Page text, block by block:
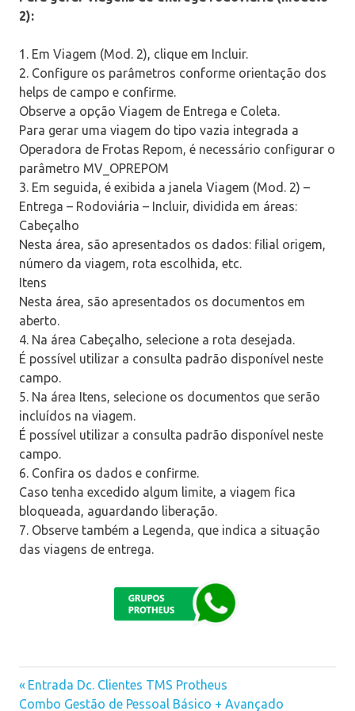
2):
1. Em Viagem (Mod. 2), clique em Incluir.
2. Configure os parâmetros conforme orientação dos
helps de campo e confirme.
Observe a opção Viagem de Entrega e Coleta.
Para gerar uma viagem do tipo vazia integrada a
Operadora de Frotas Repom, é necessário configurar o
parâmetro MV_OPREPOM
3. Em seguida, é exibida a janela Viagem (Mod. 2) –
Entrega – Rodoviária – Incluir, dividida em áreas:
Cabeçalho
Nesta área, são apresentados os dados: filial origem,
número da viagem, rota escolhida, etc.
Itens
Nesta área, são apresentados os documentos em
aberto.
4. Na área Cabeçalho, selecione a rota desejada.
É possível utilizar a consulta padrão disponível neste
campo.
5. Na área Itens, selecione os documentos que serão
incluídos na viagem.
É possível utilizar a consulta padrão disponível neste
campo.
6. Confira os dados e confirme.
Caso tenha excedido algum limite, a viagem fica
bloqueada, aguardando liberação.
7. Observe também a Legenda, que indica a situação
das viagens de entrega.
Navegação
Previous
Post:
Entrada Dc. Clientes TMS Protheus
Next
Combo Gestão de Pessoal Básico + Avançado